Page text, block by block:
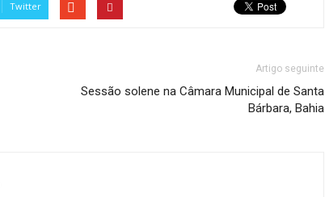
Twitter
Artigo seguinte
Sessão solene na Câmara Municipal de Santa
Bárbara, Bahia